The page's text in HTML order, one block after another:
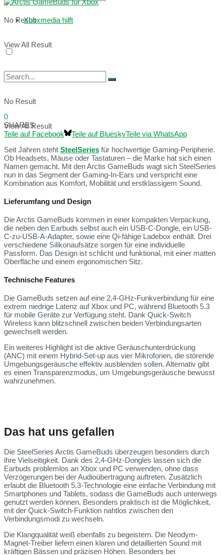
No Result
View All Result
Xboxmedia hilft
No Result
View All Result
0
SHARES
Teile auf Facebook
Teile auf BlueskyTeile via WhatsApp
Seit Jahren steht SteelSeries für hochwertige Gaming-Peripherie.
Ob Headsets, Mäuse oder Tastaturen – die Marke hat sich einen
Namen gemacht. Mit den Arctis GameBuds wagt sich SteelSeries
nun in das Segment der Gaming-In-Ears und verspricht eine
Kombination aus Komfort, Mobilität und erstklassigem Sound.
Lieferumfang und Design
Die Arctis GameBuds kommen in einer kompakten Verpackung,
die neben den Earbuds selbst auch ein USB-C-Dongle, ein USB-
C-zu-USB-A-Adapter, sowie eine Qi-fähige Ladebox enthält. Drei
verschiedene Silikonaufsätze sorgen für eine individuelle
Passform. Das Design ist schlicht und funktional, mit einer matten
Oberfläche und einem ergonomischen Sitz.
Technische Features
Die GameBuds setzen auf eine 2,4-GHz-Funkverbindung für eine
extrem niedrige Latenz auf Xbox und PC, während Bluetooth 5.3
für mobile Geräte zur Verfügung steht. Dank Quick-Switch
Wireless kann blitzschnell zwischen beiden Verbindungsarten
gewechselt werden.
Ein weiteres Highlight ist die aktive Geräuschunterdrückung
(ANC) mit einem Hybrid-Set-up aus vier Mikrofonen, die störende
Umgebungsgeräusche effektiv ausblenden sollen. Alternativ gibt
es einen Transparenzmodus, um Umgebungsgeräusche bewusst
wahrzunehmen.
Das hat uns gefallen
Die SteelSeries Arctis GameBuds überzeugen besonders durch
ihre Vielseitigkeit. Dank des 2,4-GHz-Dongles lassen sich die
Earbuds problemlos an Xbox und PC verwenden, ohne dass
Verzögerungen bei der Audioübertragung auftreten. Zusätzlich
erlaubt die Bluetooth 5.3-Technologie eine einfache Verbindung mit
Smartphones und Tablets, sodass die GameBuds auch unterwegs
genutzt werden können. Besonders praktisch ist die Möglichkeit,
mit der Quick-Switch-Funktion nahtlos zwischen den
Verbindungsmodi zu wechseln.
Die Klangqualität weiß ebenfalls zu begeistern. Die Neodym-
Magnet-Treiber liefern einen klaren und detaillierten Sound mit
kräftigen Bässen und präzisen Höhen. Besonders bei